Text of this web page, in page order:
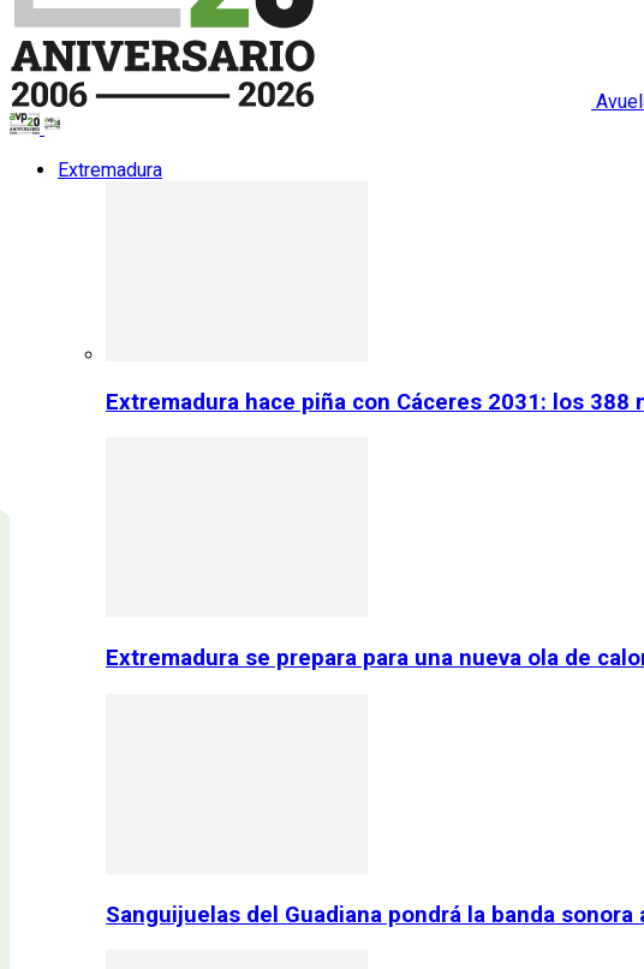
Extremadura
Extremadura hace piña con Cáceres 2031: los
Extremadura se prepara para una nueva ola de
Sanguijuelas del Guadiana pondrá la banda